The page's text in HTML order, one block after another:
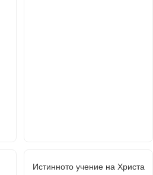
Истинното учение на Христа